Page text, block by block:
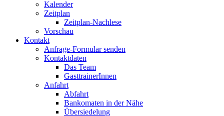
Kalender
Zeitplan
Zeitplan-Nachlese
Vorschau
Kontakt
Anfrage-Formular senden
Kontaktdaten
Das Team
GasttrainerInnen
Anfahrt
Abfahrt
Bankomaten in der Nähe
Übersiedelung